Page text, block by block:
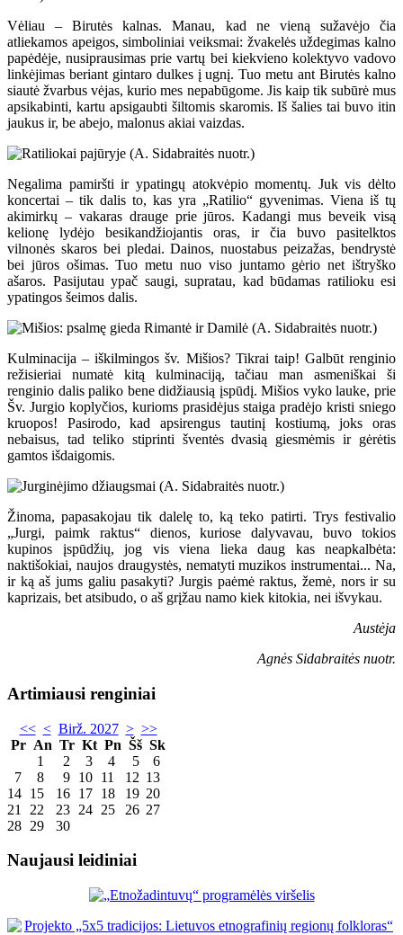
Vėliau – Birutės kalnas. Manau, kad ne vieną sužavėjo čia
atliekamos apeigos, simboliniai veiksmai: žvakelės uždegimas kalno
papėdėje, nusiprausimas prie vartų bei kiekvieno kolektyvo vadovo
linkėjimas beriant gintaro dulkes į ugnį. Tuo metu ant Birutės kalno
siautė žvarbus vėjas, kurio mes nepabūgome. Jis kaip tik subūrė mus
apsikabinti, kartu apsigaubti šiltomis skaromis. Iš šalies tai buvo itin
jaukus ir, be abejo, malonus akiai vaizdas.
Negalima pamiršti ir ypatingų atokvėpio momentų. Juk vis dėlto
koncertai – tik dalis to, kas yra „Ratilio“ gyvenimas. Viena iš tų
akimirkų – vakaras drauge prie jūros. Kadangi mus beveik visą
kelionę lydėjo besikandžiojantis oras, ir čia buvo pasitelktos
vilnonės skaros bei pledai. Dainos, nuostabus peizažas, bendrystė
bei jūros ošimas. Tuo metu nuo viso juntamo gėrio net ištryško
ašaros. Pasijutau ypač saugi, supratau, kad būdamas ratilioku esi
ypatingos šeimos dalis.
Kulminacija – iškilmingos šv. Mišios? Tikrai taip! Galbūt renginio
režisieriai numatė kitą kulminaciją, tačiau man asmeniškai ši
renginio dalis paliko bene didžiausią įspūdį. Mišios vyko lauke, prie
Šv. Jurgio koplyčios, kurioms prasidėjus staiga pradėjo kristi sniego
kruopos! Pasirodo, kad apsirengus tautinį kostiumą, joks oras
nebaisus, tad teliko stiprinti šventės dvasią giesmėmis ir gėrėtis
gamtos išdaigomis.
Žinoma, papasakojau tik dalelę to, ką teko patirti. Trys festivalio
„Jurgi, paimk raktus“ dienos, kuriose dalyvavau, buvo tokios
kupinos įspūdžių, jog vis viena lieka daug kas neapkalbėta:
naktišokiai, naujos draugystės, nematyti muzikos instrumentai... Na,
ir ką aš jums galiu pasakyti? Jurgis paėmė raktus, žemė, nors ir su
kaprizais, bet atsibudo, o aš grįžau namo kiek kitokia, nei išvykau.
Austėja
Agnės Sidabraitės nuotr.
Artimiausi renginiai
<< < Birž. 2027 > >>
Pr An Tr Kt Pn Šš Sk
1
2 3 4 5
6
7
8 9 10 11 12 13
14 15 16 17 18 19 20
21
22 23 24 25 26 27
28 29 30
Naujausi leidiniai